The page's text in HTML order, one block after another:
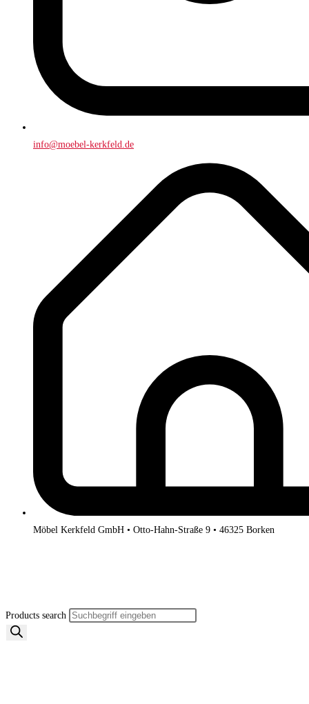
info@moebel-kerkfeld.de
Möbel Kerkfeld GmbH • Otto-Hahn-Straße 9 • 46325 Borken
Products search